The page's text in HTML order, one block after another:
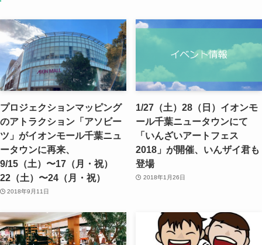
プロジェクションマッピング
のアトラクション「アソビー
ツ」がイオンモール千葉ニュ
ータウンに再来、
9/15（土）〜17（月・祝）
22（土）〜24（月・祝）
2018年9月11日
1/27（土）28（日）イオンモ
ール千葉ニュータウンにて
「いんざいアートフェス
2018」が開催、いんザイ君も
登場
2018年1月26日